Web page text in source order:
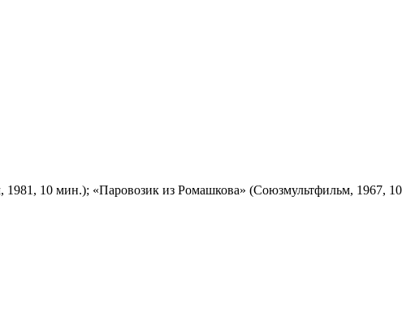
10 мин.); «Паровозик из Ромашкова» (Союзмультфильм, 1967, 10